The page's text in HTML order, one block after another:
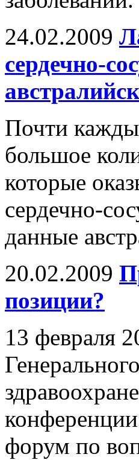
24.02.2009
сердечно-
Почти
большое
которые
сердечно-
данные
20.02.2009
позиции?
13 февраля
форум по